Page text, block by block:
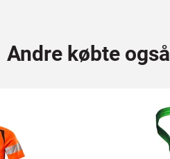
Andre købte også